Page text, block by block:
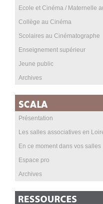
Ecole et Cinéma / Maternelle
Collège au Cinéma
Scolaires au Cinématographe
Enseignement supérieur
Jeune public
Archives
Présentation
Les salles associatives en
En ce moment dans vos salles
Espace pro
Archives